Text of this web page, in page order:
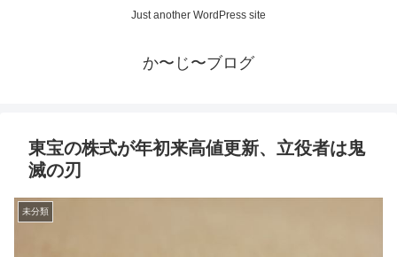
Just another WordPress site
か〜じ〜ブログ
東宝の株式が年初来高値更新、立役者は鬼
滅の刃
未分類